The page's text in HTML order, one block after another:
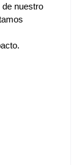
de nuestro